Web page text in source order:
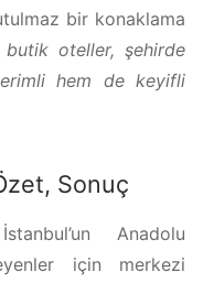
bir konaklama
butik oteller, şehirde
hem de keyifli
Sonuç
Anadolu
için merkezi